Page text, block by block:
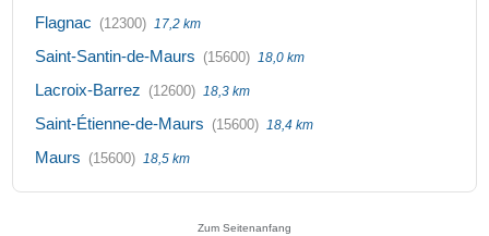
Flagnac (12300) 17,2 km
Saint-Santin-de-Maurs (15600) 18,0 km
Lacroix-Barrez (12600) 18,3 km
Saint-Étienne-de-Maurs (15600) 18,4 km
Maurs (15600) 18,5 km
Zum Seitenanfang